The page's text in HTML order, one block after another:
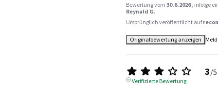
Bewertung vom 30.6.2026 , infolge
Reynald G.
Ursprünglich veröffentlicht auf
Originalbewertung anzeigen
3/5
Verifizierte Bewertung